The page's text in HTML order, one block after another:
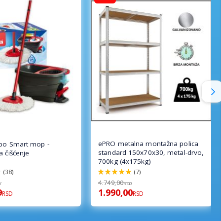
Smart mop -
čišćenje
(38)
RSD
ePRO metalna montažna polica
standard 150x70x30, metal-drvo,
700kg (4x175kg)
100%
(7)
4.749,00RSD
1.990,00RSD